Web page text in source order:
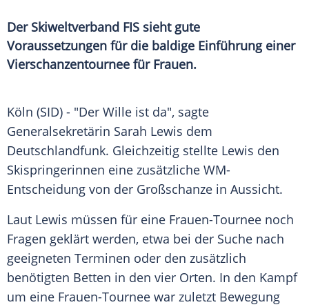
Der Skiweltverband FIS sieht gute
Voraussetzungen für die baldige Einführung einer
Vierschanzentournee für Frauen.
Köln (SID) - "Der Wille ist da", sagte
Generalsekretärin Sarah Lewis dem
Deutschlandfunk. Gleichzeitig stellte Lewis den
Skispringerinnen eine zusätzliche WM-
Entscheidung von der Großschanze in Aussicht.
Laut Lewis müssen für eine Frauen-Tournee noch
Fragen geklärt werden, etwa bei der Suche nach
geeigneten Terminen oder den zusätzlich
benötigten Betten in den vier Orten. In den Kampf
um eine Frauen-Tournee war zuletzt Bewegung